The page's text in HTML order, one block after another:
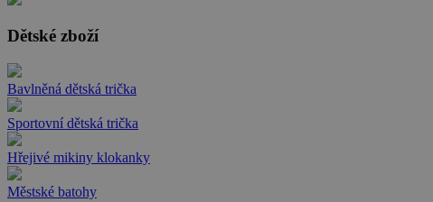
Dětské zboží
Bavlněná dětská trička
Sportovní dětská trička
Hřejivé mikiny klokanky
Městské batohy